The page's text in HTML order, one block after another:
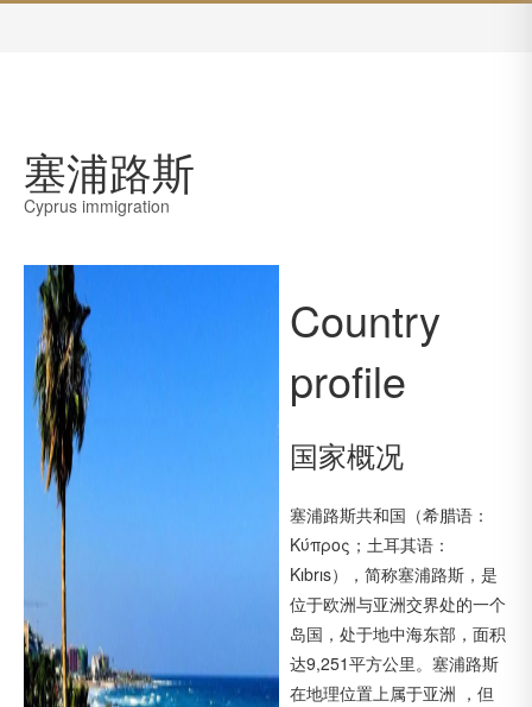
塞浦路斯
Cyprus immigration
Country
profile
国家概况
塞浦路斯共和国（希腊语：
Κύπρος；土耳其语：
Kıbrıs），简称塞浦路斯，是
位于欧洲与亚洲交界处的一个
岛国，处于地中海东部，面积
达9,251平方公里。塞浦路斯
在地理位置上属于亚洲 ，但